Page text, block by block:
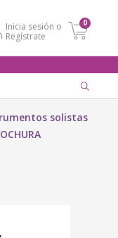
Inicia sesión o
Regístrate
0
solistas